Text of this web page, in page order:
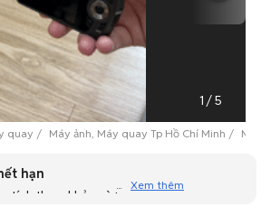
1 /5
quay Máy ảnh, Máy quay Tp Hồ Chí Minh Máy
hạn
tính tham khảo và bạn không thể liên hệ
Xem thêm